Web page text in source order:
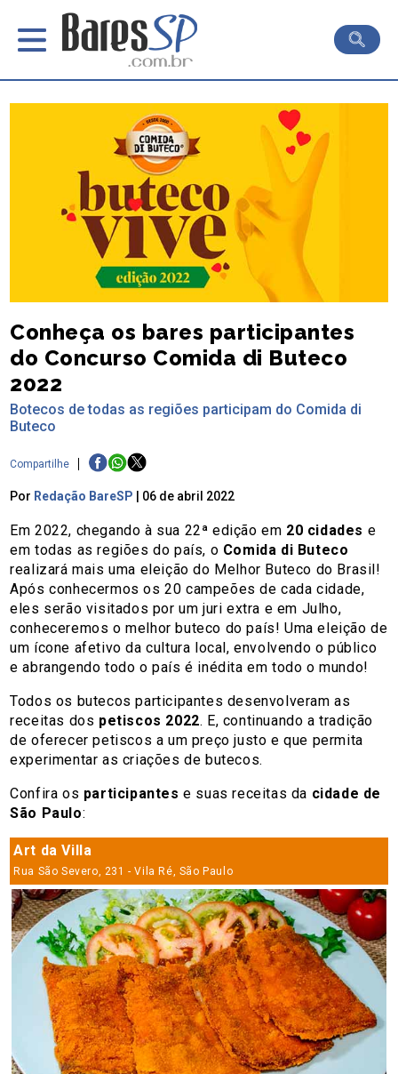
Conheça os bares participantes
do Concurso Comida di Buteco
2022
Botecos de todas as regiões participam do Comida di
Buteco
Compartilhe
Por Redação BareSP 06 de abril 2022
Em 2022, chegando à sua 22ª edição em 20 cidades e
em todas as regiões do país, o Comida di Buteco
realizará mais uma eleição do Melhor Buteco do Brasil!
Após conhecermos os 20 campeões de cada cidade,
eles serão visitados por um juri extra e em Julho,
conheceremos o melhor buteco do país! Uma eleição de
um ícone afetivo da cultura local, envolvendo o público
e abrangendo todo o país é inédita em todo o mundo!
Todos os butecos participantes desenvolveram as
receitas dos petiscos 2022. E, continuando a tradição
de oferecer petiscos a um preço justo e que permita
experimentar as criações de butecos.
Confira os participantes e suas receitas da cidade de
São Paulo:
Art da Villa
Rua São Severo, 231 - Vila Ré, São Paulo